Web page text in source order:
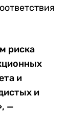
риска
и
и
—